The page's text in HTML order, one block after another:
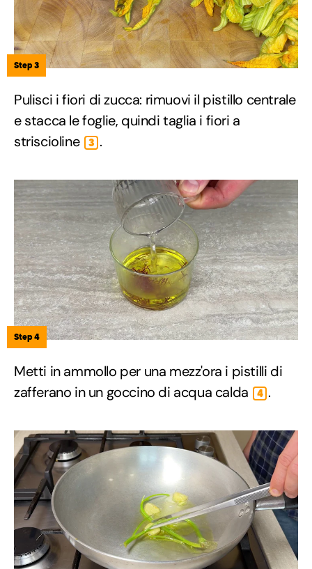
Step 3
Pulisci i fiori di zucca: rimuovi il pistillo centrale
e stacca le foglie, quindi taglia i fiori a
striscioline
3 .
Step 4
Metti in ammollo per una mezz'ora i pistilli di
zafferano in un goccino di acqua calda
4 .